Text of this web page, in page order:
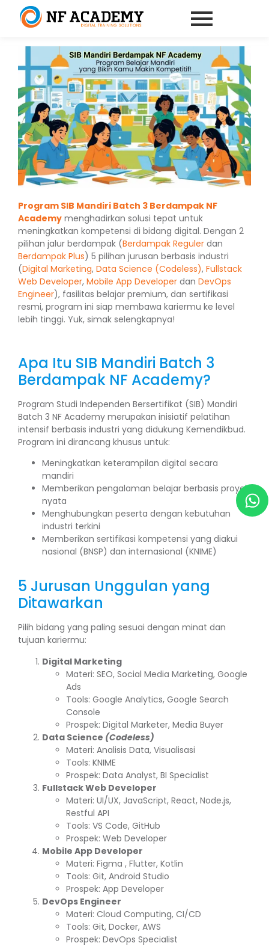
Program SIB Mandiri Batch 3 Berdampak NF
Academy menghadirkan solusi tepat untuk
meningkatkan kompetensi di bidang digital. Dengan 2
pilihan jalur berdampak (Berdampak Reguler dan
Berdampak Plus) 5 pilihan jurusan berbasis industri
(Digital Marketing, Data Science (Codeless), Fullstack
Web Developer, Mobile App Developer dan DevOps
Engineer), fasilitas belajar premium, dan sertifikasi
resmi, program ini siap membawa kariermu ke level
lebih tinggi. Yuk, simak selengkapnya!
Apa Itu SIB Mandiri Batch 3
Berdampak NF Academy?
Program Studi Independen Bersertifikat (SIB) Mandiri
Batch 3 NF Academy merupakan inisiatif pelatihan
intensif berbasis industri yang didukung Kemendikbud.
Program ini dirancang khusus untuk:
Meningkatkan keterampilan digital secara
mandiri
Memberikan pengalaman belajar berbasis proyek
nyata
Menghubungkan peserta dengan kebutuhan
industri terkini
Memberikan sertifikasi kompetensi yang diakui
nasional (BNSP) dan internasional (KNIME)
5 Jurusan Unggulan yang
Ditawarkan
Pilih bidang yang paling sesuai dengan minat dan
tujuan kariermu:
Digital Marketing
Materi: SEO, Social Media Marketing, Google
Ads
Tools: Google Analytics, Google Search
Console
Prospek: Digital Marketer, Media Buyer
Data Science (Codeless)
Materi: Analisis Data, Visualisasi
Tools: KNIME
Prospek: Data Analyst, BI Specialist
Fullstack Web Developer
Materi: UI/UX, JavaScript, React, Node.js,
Restful API
Tools: VS Code, GitHub
Prospek: Web Developer
Mobile App Developer
Materi: Figma , Flutter, Kotlin
Tools: Git, Android Studio
Prospek: App Developer
DevOps Engineer
Materi: Cloud Computing, CI/CD
Tools: Git, Docker, AWS
Prospek: DevOps Specialist